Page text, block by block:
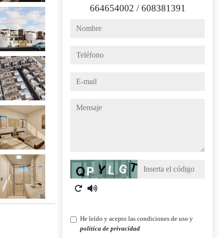
664654002 /608381391
nombre
teléfono
e-mail
mensaje
Captcha
He leído y acepto las condiciones de uso y
política de privacidad